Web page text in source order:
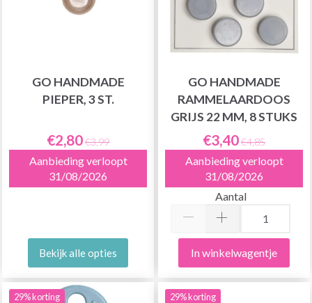
GO HANDMADE
PIEPER, 3 ST.
€2,80€3,99
Aanbieding verloopt
31/08/2026
Bekijk alle opties
GO HANDMADE
RAMMELAARDOOS
GRIJS 22 MM, 8 STUKS
€3,40€4,85
Aanbieding verloopt
31/08/2026
Aantal
In winkelwagentje
29% korting 29% korting